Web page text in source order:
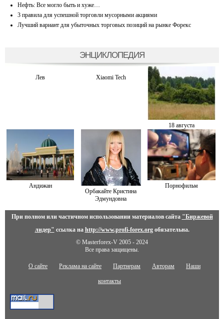
Нефть: Все могло быть и хуже…
3 правила для успешной торговли мусорными акциями
Лучший вариант для убыточных торговых позиций на рынке Форекс
ЭНЦИКЛОПЕДИЯ
Лев Xiaomi Tech
18 августа
Андижан
Орбакайте Кристина
Эдмундовна
Порнофильм
При полном или частичном использовании материалов сайта "Биржевой
лидер" ссылка на http://www.profi-forex.orgобязательна.
© Masterforex-V 2005 - 2024
Все права защищены.
О сайте Реклама на сайте Партнерам Авторам Наши
контакты